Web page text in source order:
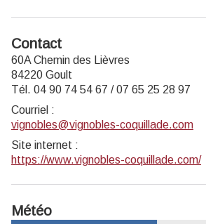
Contact
60A Chemin des Lièvres
84220 Goult
Tél. 04 90 74 54 67 / 07 65 25 28 97
Courriel :
vignobles@vignobles-coquillade.com
Site internet :
https://www.vignobles-coquillade.com/
Météo